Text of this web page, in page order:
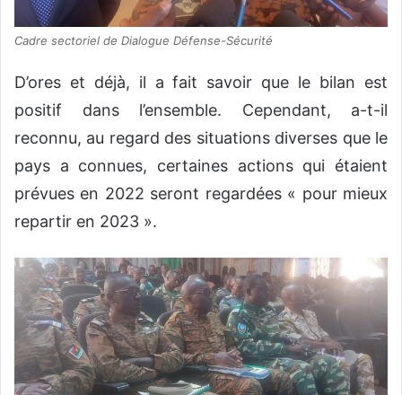
Cadre sectoriel de Dialogue Défense-Sécurité
D’ores et déjà, il a fait savoir que le bilan est
positif dans l’ensemble. Cependant, a-t-il
reconnu, au regard des situations diverses que le
pays a connues, certaines actions qui étaient
prévues en 2022 seront regardées « pour mieux
repartir en 2023 ».